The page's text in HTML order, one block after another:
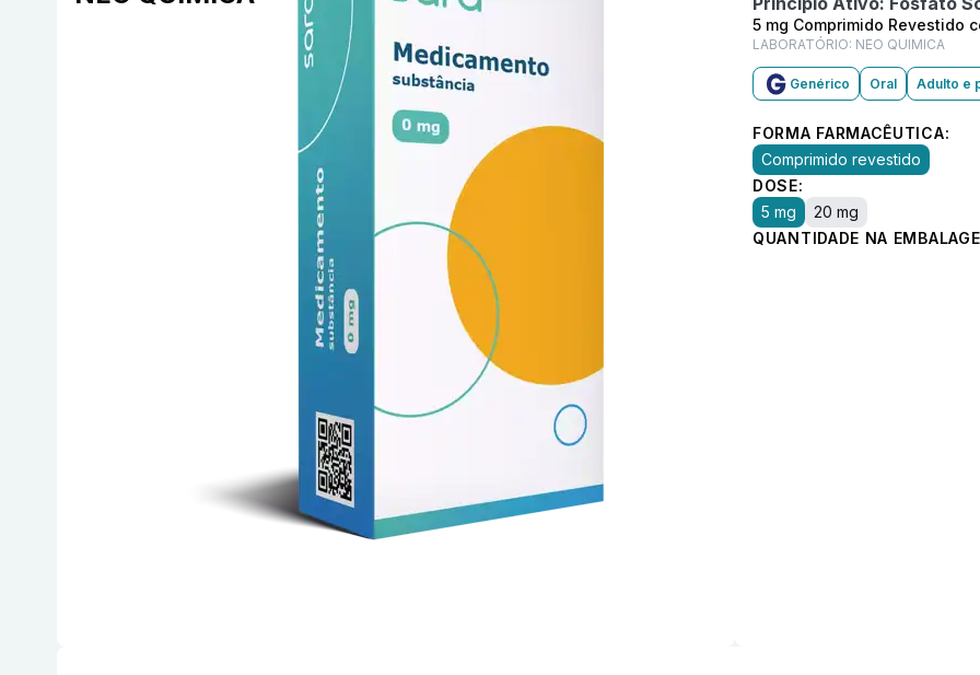
5 mg Comprimido Revestido
LABORATÓRIO: NEO QUIMICA
Genérico Oral Adulto e
FORMA FARMACÊUTICA:
Comprimido revestido
DOSE:
5 mg
20 mg
QUANTIDADE NA